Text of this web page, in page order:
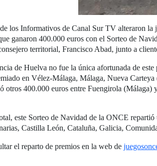
los Informativos de Canal Sur TV alteraron
ganaron 400.000 euros con el Sorteo de
territorial, Francisco Abad, junto a
de Huelva no fue la única afortunada de
en Vélez-Málaga, Málaga, Nueva
otros 400.000 euros entre Fuengirola (Málaga)
este Sorteo de Navidad de la ONCE
Castilla León, Cataluña, Galicia,
el reparto de premios en la web de